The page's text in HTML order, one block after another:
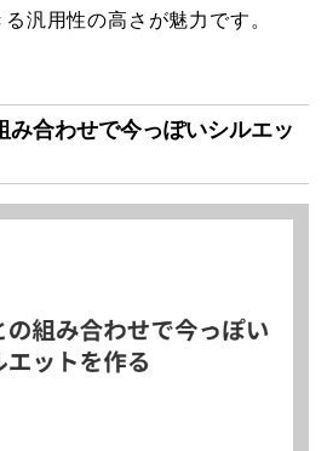
汎用性の高さが魅力です。
み合わせで今っぽいシルエッ